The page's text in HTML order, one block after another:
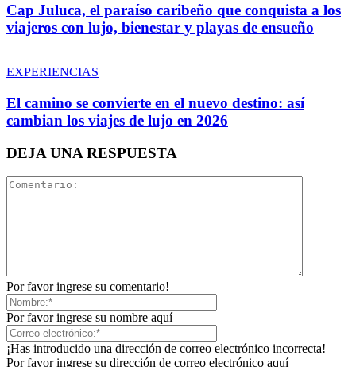
Cap Juluca, el paraíso caribeño que conquista a los
viajeros con lujo, bienestar y playas de ensueño
EXPERIENCIAS
El camino se convierte en el nuevo destino: así
cambian los viajes de lujo en 2026
DEJA UNA RESPUESTA
Por favor ingrese su comentario!
Por favor ingrese su nombre aquí
¡Has introducido una dirección de correo electrónico incorrecta!
Por favor ingrese su dirección de correo electrónico aquí